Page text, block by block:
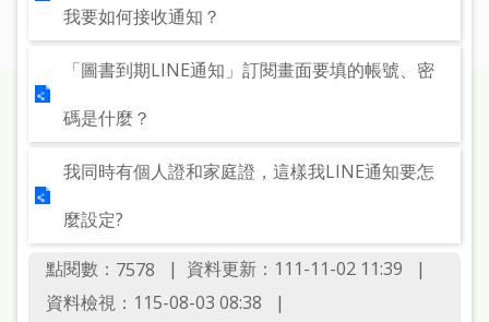
常
問
入
圖
我要如何接收通知？
「圖書到期LINE通知」訂閱畫面要填的帳號、密
碼是什麼？
我同時有個人證和家庭證，這樣我LINE通知要怎
麼設定?
點閱數： 7578
資料更新：111-11-02 11:39
資料檢視：115-08-03 08:38